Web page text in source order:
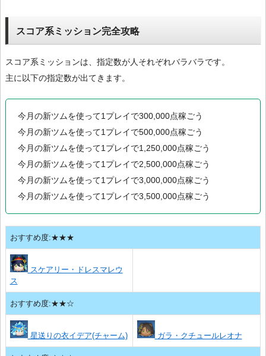
スコア系ミッション完全攻略
スコア系ミッションは、指定数が人それぞれバラバラです。
主に以下の指定数が出てきます。
今月の新ツムを使って1プレイで300,000点稼ごう
今月の新ツムを使って1プレイで500,000点稼ごう
今月の新ツムを使って1プレイで1,250,000点稼ごう
今月の新ツムを使って1プレイで2,500,000点稼ごう
今月の新ツムを使って1プレイで3,000,000点稼ごう
今月の新ツムを使って1プレイで3,500,000点稼ごう
おすすめ度:★★★
スケアリー・ドレスマレウ
ス
おすすめ度:★★☆
星送りの衣イデア(チャーム) ガラ・クチュールレオナ